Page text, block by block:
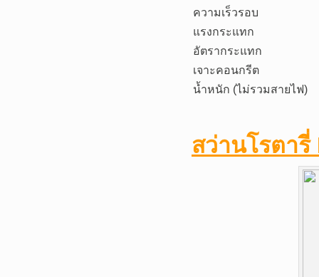
ความเร็วรอบ
แรงกระแทก
อัตรากระแทก
เจาะคอนกรีต
น้ำหนัก (ไม่รวมสายไฟ)
สว่านโรตารี่